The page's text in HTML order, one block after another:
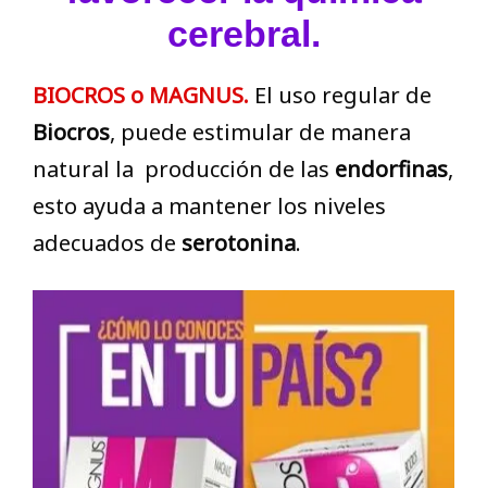
cerebral.
BIOCROS o MAGNUS. El uso regular de
Biocros, puede estimular de manera
natural la producción de las endorfinas,
esto ayuda a mantener los niveles
adecuados de serotonina.